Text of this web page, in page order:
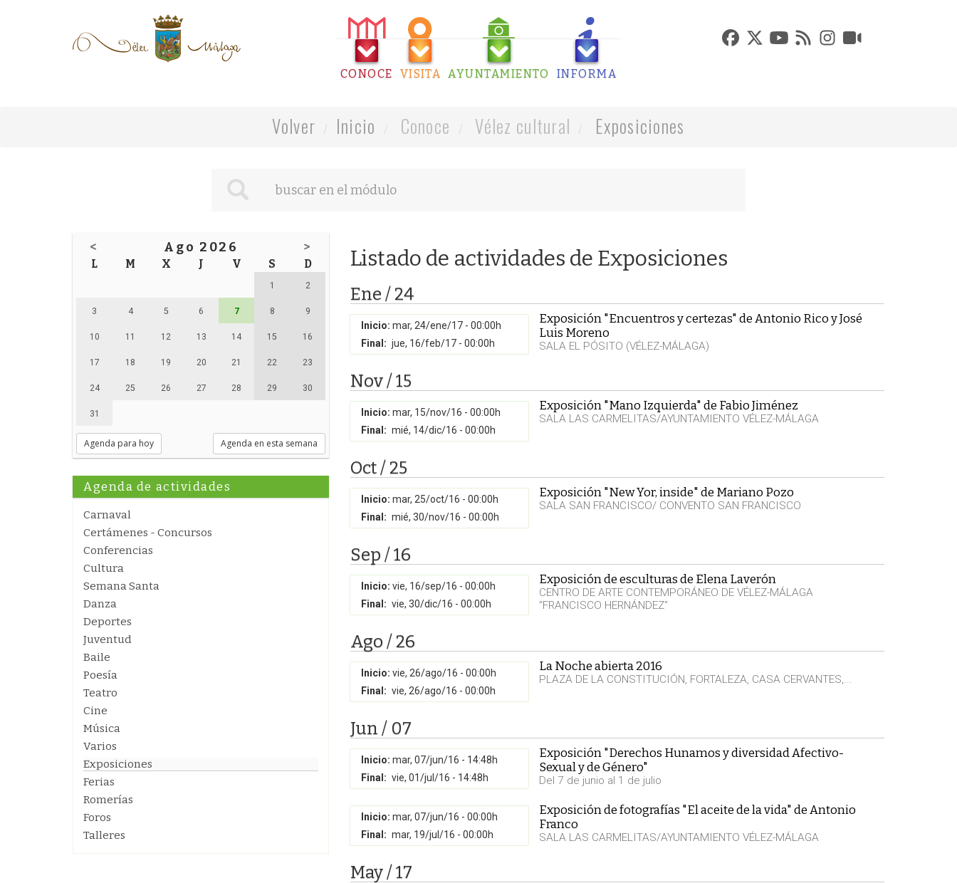
CONOCE VISITA AYUNTAMIENTO INFORMA
Volver Inicio Conoce Vélez cultural Exposiciones
< Ago 2026 >
L M X J V S D
1 2
3 4 5 6 7 8 9
10 11 12 13 14 15 16
17 18 19 20 21 22 23
24 25 26 27 28 29 30
31
Agenda para hoy Agenda en esta semana
Agenda de actividades
Carnaval
Certámenes - Concursos
Conferencias
Cultura
Semana Santa
Danza
Deportes
Juventud
Baile
Poesía
Teatro
Cine
Música
Varios
Exposiciones
Ferias
Romerías
Foros
Talleres
Listado de actividades de Exposiciones
Ene / 24
Inicio: mar, 24/ene/17 - 00:00h
Final: jue, 16/feb/17 - 00:00h
Exposición "Encuentros y certezas" de Antonio Rico y José
Luis Moreno
SALA EL PÓSITO (VÉLEZ-MÁLAGA)
Nov / 15
Inicio: mar, 15/nov/16 - 00:00h
Final: mié, 14/dic/16 - 00:00h
Exposición "Mano Izquierda" de Fabio Jiménez
SALA LAS CARMELITAS/AYUNTAMIENTO VÉLEZ-MÁLAGA
Oct / 25
Inicio: mar, 25/oct/16 - 00:00h
Final: mié, 30/nov/16 - 00:00h
Exposición "New Yor, inside" de Mariano Pozo
SALA SAN FRANCISCO/ CONVENTO SAN FRANCISCO
Sep / 16
Inicio: vie, 16/sep/16 - 00:00h
Final: vie, 30/dic/16 - 00:00h
Exposición de esculturas de Elena Laverón
CENTRO DE ARTE CONTEMPORÁNEO DE VÉLEZ-MÁLAGA
"FRANCISCO HERNÁNDEZ"
Ago / 26
Inicio: vie, 26/ago/16 - 00:00h
Final: vie, 26/ago/16 - 00:00h
La Noche abierta 2016
PLAZA DE LA CONSTITUCIÓN, FORTALEZA, CASA CERVANTES,...
Jun / 07
Inicio: mar, 07/jun/16 - 14:48h
Final: vie, 01/jul/16 - 14:48h
Exposición "Derechos Hunamos y diversidad Afectivo-
Sexual y de Género"
Del 7 de junio al 1 de julio
Inicio: mar, 07/jun/16 - 00:00h
Final: mar, 19/jul/16 - 00:00h
Exposición de fotografías "El aceite de la vida" de Antonio
Franco
SALA LAS CARMELITAS/AYUNTAMIENTO VÉLEZ-MÁLAGA
May / 17